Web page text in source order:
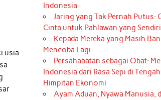
usia
Indonesia
Jaring yang Tak Pernah Putus:
Cinta untuk Pahlawan yang
Kepada Mereka yang Masih
Mencoba Lagi
Persahabatan sebagai Obat:
Indonesia dari Rasa Sepi di Tengah
Himpitan Ekonomi
Ayam Aduan, Nyawa Manusia,